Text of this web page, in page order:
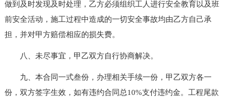
做到及时发现及时处理，乙方必须组织工人进行安全教育以及班
前安全活动，施工过程中造成的一切安全事故均由乙方自己承
担，并对甲方赔偿相应的损失费。
八、未尽事宜，甲乙双方自行协商解决。
九、本合同一式叁份，办理相关手续一份，甲乙双方各一
份，双方签字生效，如有违约合同总10%支付违约金。工程尾款